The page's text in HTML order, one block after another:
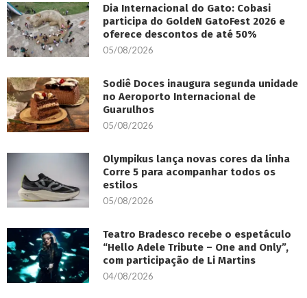
Dia Internacional do Gato: Cobasi
participa do GoldeN GatoFest 2026 e
oferece descontos de até 50%
05/08/2026
Sodiê Doces inaugura segunda unidade
no Aeroporto Internacional de
Guarulhos
05/08/2026
Olympikus lança novas cores da linha
Corre 5 para acompanhar todos os
estilos
05/08/2026
Teatro Bradesco recebe o espetáculo
“Hello Adele Tribute – One and Only”,
com participação de Li Martins
04/08/2026